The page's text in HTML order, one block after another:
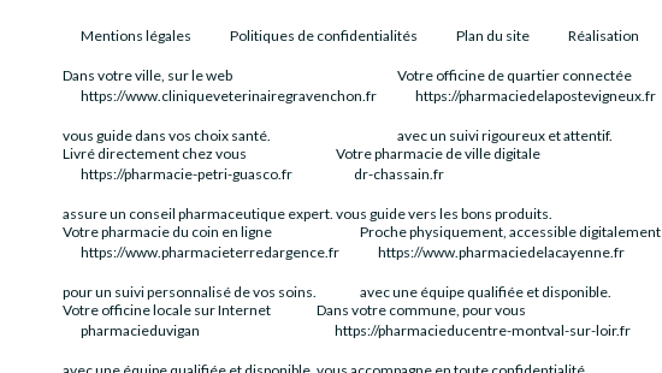
Mentions légales Politiques de confidentialités Plan du site Réalisation
Dans votre ville, sur le web
https://www.cliniqueveterinairegravenchon.fr
vous guide dans vos choix santé.
Votre officine de quartier connectée
https://pharmaciedelapostevigneux.fr
avec un suivi rigoureux et attentif.
Livré directement chez vous
https://pharmacie-petri-guasco.fr
assure un conseil pharmaceutique expert.
Votre pharmacie de ville digitale
dr-chassain.fr
vous guide vers les bons produits.
Votre pharmacie du coin en ligne
https://www.pharmacieterredargence.fr
pour un suivi personnalisé de vos soins.
Proche physiquement, accessible digitalement
https://www.pharmaciedelacayenne.fr
avec une équipe qualifiée et disponible.
Votre officine locale sur Internet
pharmacieduvigan
Dans votre commune, pour vous
https://pharmacieducentre-montval-sur-loir.fr